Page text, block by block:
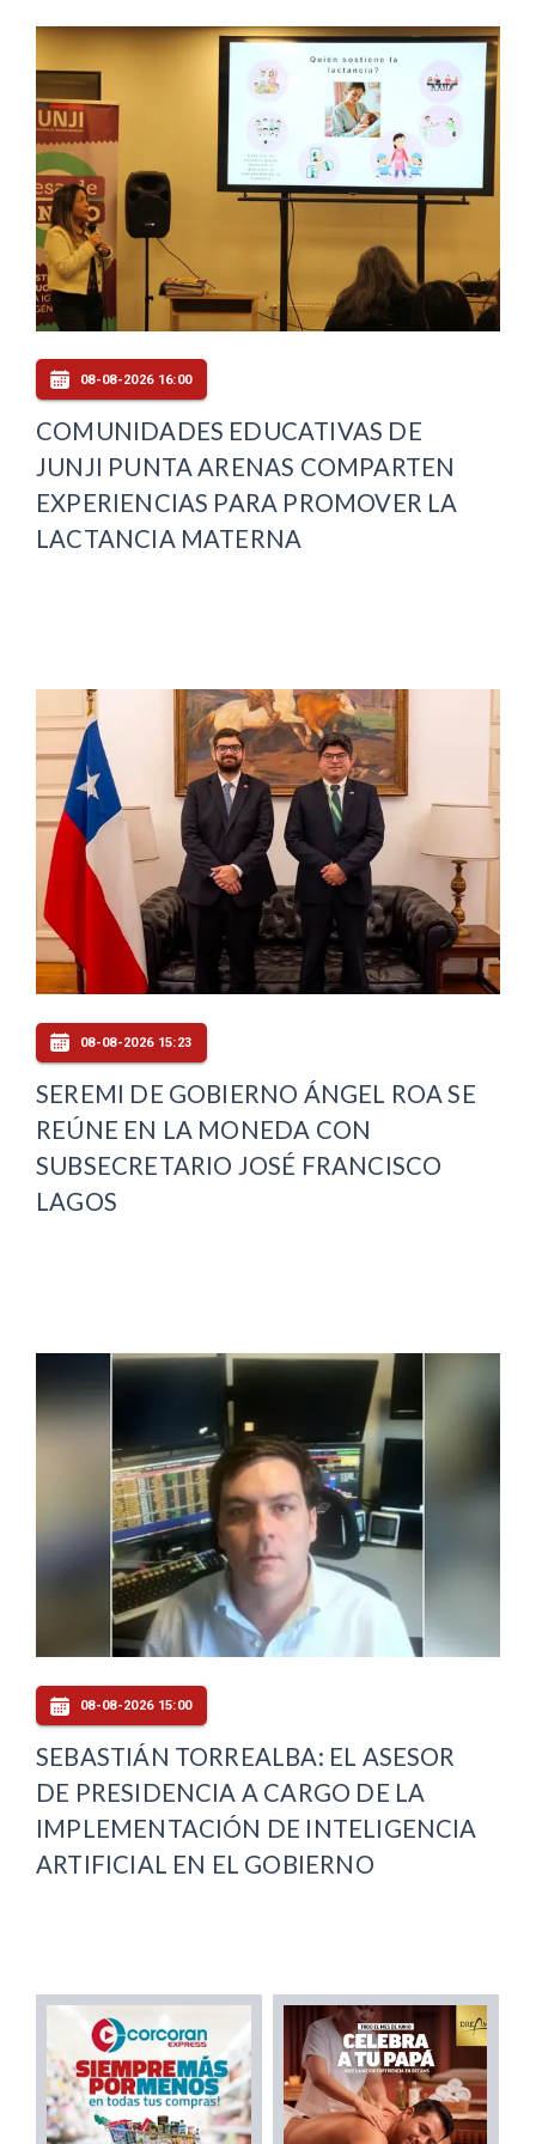
08-08-2026 16:00
COMUNIDADES EDUCATIVAS DE
JUNJI PUNTA ARENAS COMPARTEN
EXPERIENCIAS PARA PROMOVER LA
LACTANCIA MATERNA
08-08-2026 15:23
SEREMI DE GOBIERNO ÁNGEL ROA SE
REÚNE EN LA MONEDA CON
SUBSECRETARIO JOSÉ FRANCISCO
LAGOS
08-08-2026 15:00
SEBASTIÁN TORREALBA: EL ASESOR
DE PRESIDENCIA A CARGO DE LA
IMPLEMENTACIÓN DE INTELIGENCIA
ARTIFICIAL EN EL GOBIERNO